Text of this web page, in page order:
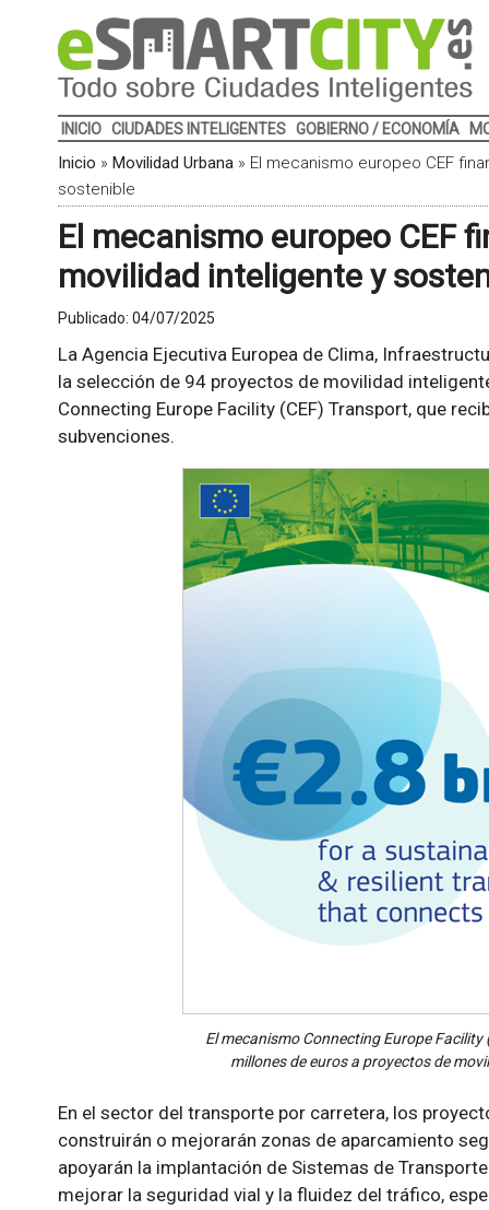
INICIO CIUDADES INTELIGENTES GOBIERNO / ECONOMÍA
Inicio » Movilidad Urbana» El mecanismo europeo CEF
sostenible
El mecanismo europeo CEF
movilidad inteligente y
Publicado: 04/07/2025
La Agencia Ejecutiva Europea de Clima,
la selección de 94 proyectos de movilidad
Connecting Europe Facility (CEF) Transport, que
subvenciones.
El mecanismo Connecting Europe
millones de euros a proyectos de
En el sector del transporte por carretera, los
construirán o mejorarán zonas de aparcamiento
apoyarán la implantación de Sistemas de
mejorar la seguridad vial y la fluidez del tráfico,